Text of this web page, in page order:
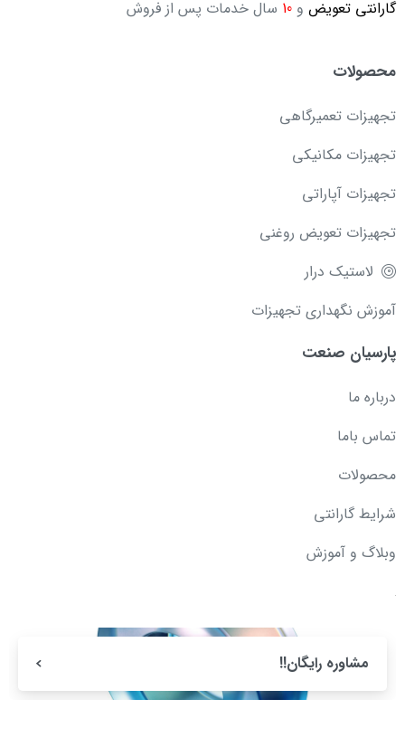
گارانتی تعویض و 10 سال خدمات پس از فروش
محصولات
تجهیزات تعمیرگاهی
تجهیزات مکانیکی
تجهیزات آپاراتی
تجهیزات تعویض روغنی
لاستیک درار
آموزش نگهداری تجهیزات
پارسیان صنعت
درباره ما
تماس باما
محصولات
شرایط گارانتی
وبلاگ و آموزش
مشاوره رایگان!!